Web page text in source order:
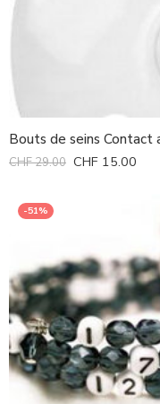
Bouts de seins
CHF29.00 CHF 15.00
-51%